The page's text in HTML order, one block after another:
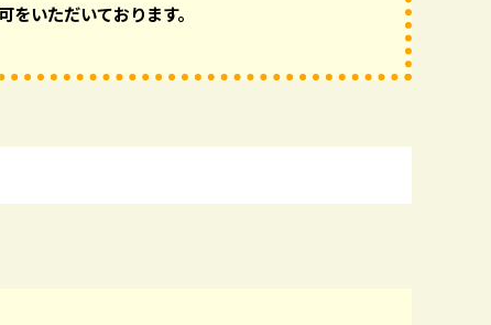
いただいております。